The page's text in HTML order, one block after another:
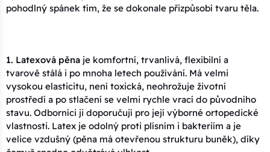
pohodlný spánek tím, že se dokonale přizpůsobí tvaru těla.
1. Latexová pěna je komfortní, trvanlivá, flexibilní a
tvarově stálá i po mnoha letech používání. Má velmi
vysokou elasticitu, není toxická, neohrožuje životní
prostředí a po stlačení se velmi rychle vrací do původního
stavu. Odborníci ji doporučují pro její výborné ortopedické
vlastnosti. Latex je odolný proti plísním i bakteriím a je
velice vzdušný (pěna má otevřenou strukturu buněk), díky